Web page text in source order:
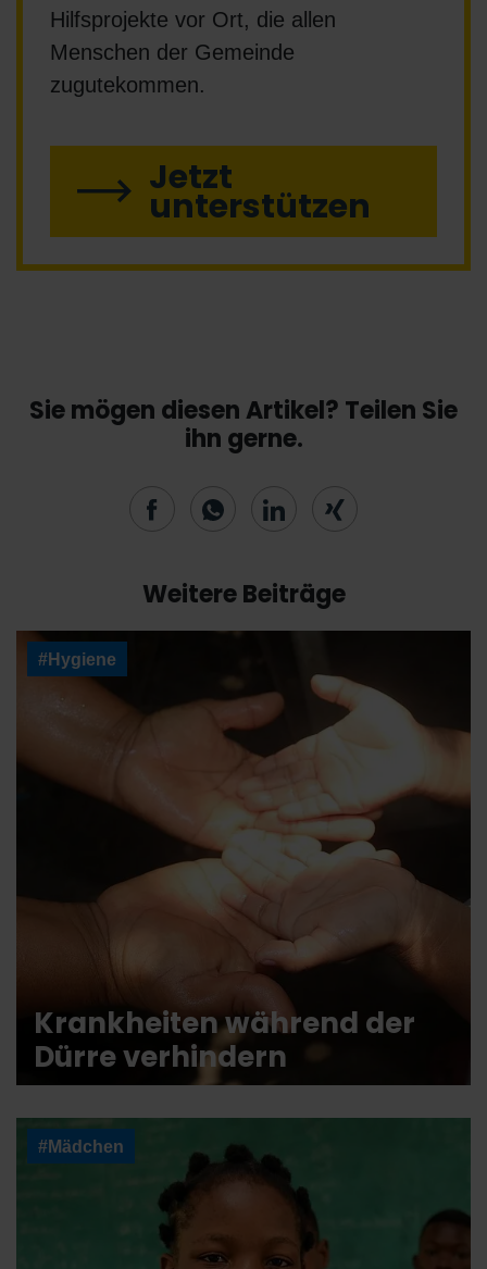
Hilfsprojekte vor Ort, die allen
Menschen der Gemeinde
zugutekommen.
Jetzt
unterstützen
Sie mögen diesen Artikel? Teilen Sie
ihn gerne.
Weitere Beiträge
#Hygiene
Krankheiten während der
Dürre verhindern
#Mädchen